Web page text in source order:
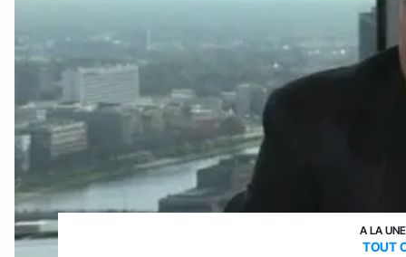
A LA UNE
TOUT